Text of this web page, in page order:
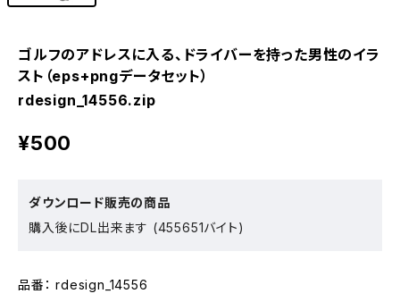
ゴルフのアドレスに入る、ドライバーを持った男性のイラ
スト（eps+pngデータセット）
rdesign_14556.zip
¥500
ダウンロード販売の商品
購入後にDL出来ます (455651バイト)
品番： rdesign_14556